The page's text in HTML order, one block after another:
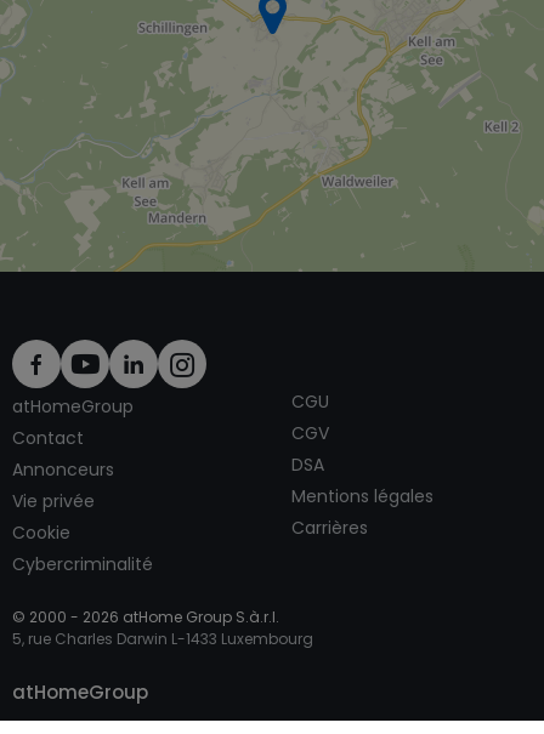
atHomeGroup
Contact
Annonceurs
Vie privée
Cookie
Cybercriminalité
CGU
CGV
DSA
Mentions légales
Carrières
© 2000 - 2026 atHome Group S.à.r.l.
5, rue Charles Darwin L-1433 Luxembourg
atHomeGroup